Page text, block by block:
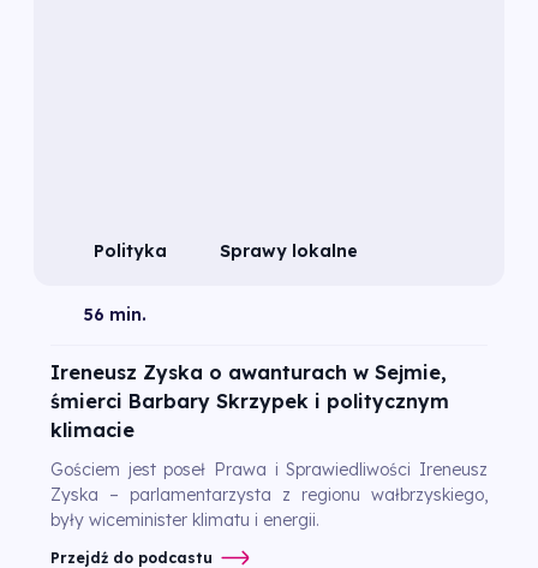
Polityka Sprawy lokalne
56 min.
Ireneusz Zyska o awanturach w Sejmie,
śmierci Barbary Skrzypek i politycznym
klimacie
Gościem jest poseł Prawa i Sprawiedliwości Ireneusz
Zyska – parlamentarzysta z regionu wałbrzyskiego,
były wiceminister klimatu i energii.
Przejdź do podcastu